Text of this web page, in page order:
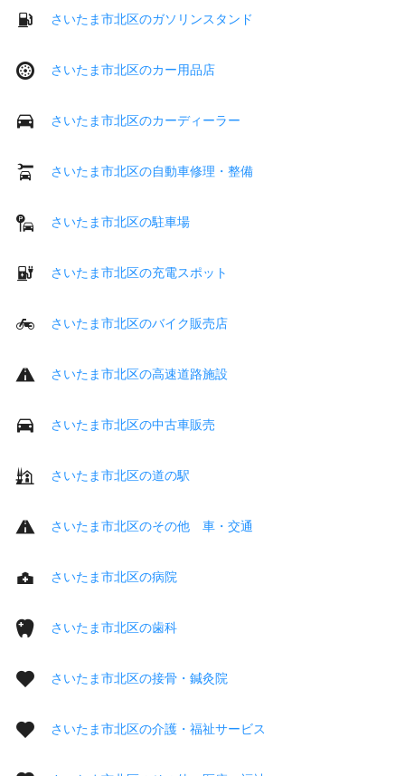
さいたま市北区のガソリンスタンド
さいたま市北区のカー用品店
さいたま市北区のカーディーラー
さいたま市北区の自動車修理・整備
さいたま市北区の駐車場
さいたま市北区の充電スポット
さいたま市北区のバイク販売店
さいたま市北区の高速道路施設
さいたま市北区の中古車販売
さいたま市北区の道の駅
さいたま市北区のその他 車・交通
さいたま市北区の病院
さいたま市北区の歯科
さいたま市北区の接骨・鍼灸院
さいたま市北区の介護・福祉サービス